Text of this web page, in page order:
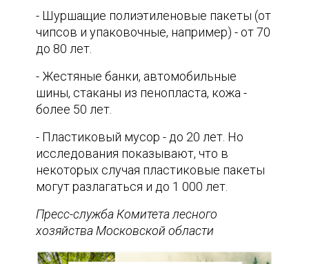
- Шуршащие полиэтиленовые пакеты (от
чипсов и упаковочные, например) - от 70
до 80 лет.
- Жестяные банки, автомобильные
шины, стаканы из пенопласта, кожа -
более 50 лет.
- Пластиковый мусор - до 20 лет. Но
исследования показывают, что в
некоторых случая пластиковые пакеты
могут разлагаться и до 1 000 лет.
Пресс-служба Комитета лесного
хозяйства Московской области